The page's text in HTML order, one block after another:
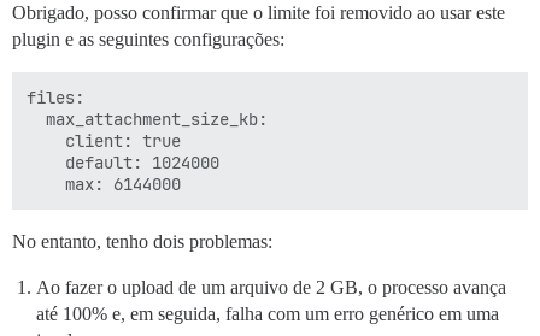
Obrigado, posso confirmar que o limite foi removido ao usar este
plugin e as seguintes configurações:
files:
  max_attachment_size_kb:
    client: true
    default: 1024000
No entanto, tenho dois problemas:
Ao fazer o upload de um arquivo de 2 GB, o processo avança
até 100% e, em seguida, falha com um erro genérico em uma